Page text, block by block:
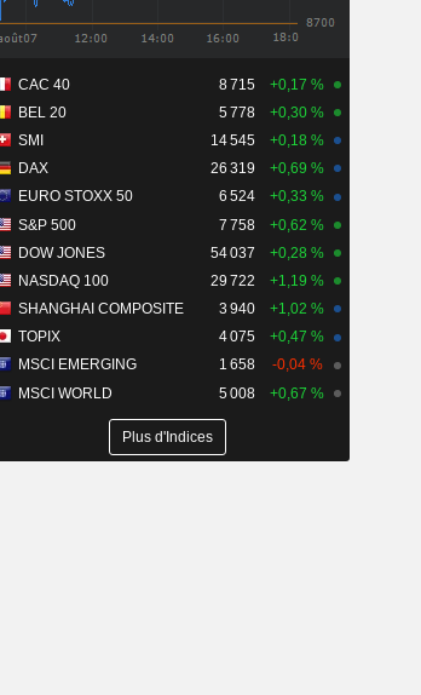
CAC 40 8 715
+0,17 %
BEL 20
5 778
+0,30 %
SMI
14 545
+0,18 %
DAX
26 319
+0,69 %
EURO STOXX 50
6 524
+0,33 %
S&P 500
7 758
+0,62 %
DOW JONES
54 037
+0,28 %
NASDAQ 100
29 722
+1,19 %
SHANGHAI COMPOSITE
3 940
+1,02 %
TOPIX
4 075
+0,47 %
MSCI EMERGING
1 658
-0,04 %
MSCI WORLD
5 008 +0,67 %
Plus d'Indices